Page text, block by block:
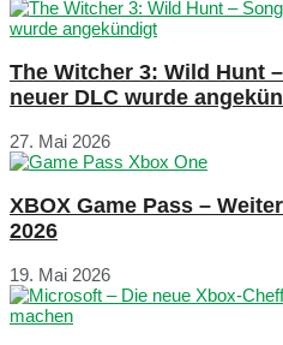
The Witcher 3: Wild Hunt
neuer DLC wurde
27. Mai 2026
XBOX Game Pass –
2026
19. Mai 2026